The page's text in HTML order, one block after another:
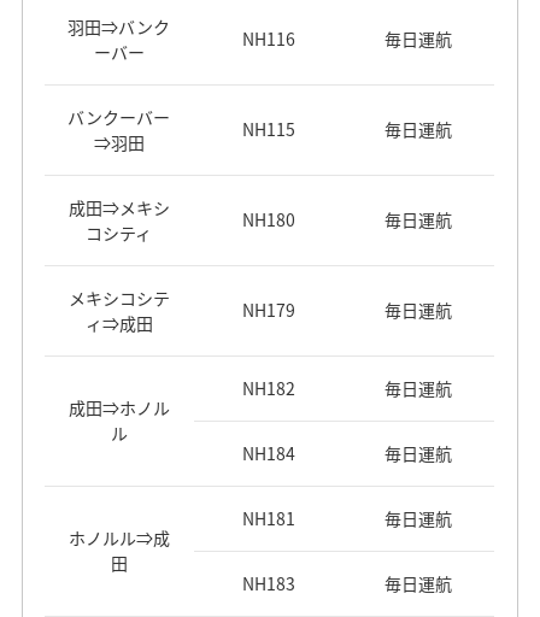
羽田⇒バンク
ーバー
NH116 毎日運航
バンクーバー
⇒羽田
NH115 毎日運航
成田⇒メキシ
コシティ
NH180 毎日運航
メキシコシテ
ィ⇒成田
NH179 毎日運航
成田⇒ホノル
ル
NH182 毎日運航
NH184 毎日運航
ホノルル⇒成
田
NH181 毎日運航
NH183 毎日運航